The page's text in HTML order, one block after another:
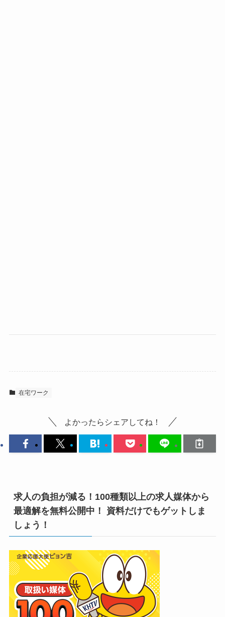
在宅ワーク
よかったらシェアしてね！
求人の負担が減る！100種類以上の求人媒体から
最適解を無料公開中！ 資料だけでもゲットしま
しょう！